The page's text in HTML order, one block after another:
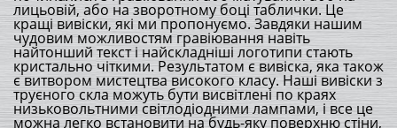
лицьовій, або на зворотному боці таблички. Це
кращі вивіски, які ми пропонуємо. Завдяки нашим
чудовим можливостям гравіювання навіть
найтонший текст і найскладніші логотипи стають
кристально чіткими. Результатом є вивіска, яка також
є витвором мистецтва високого класу. Наші вивіски з
труєного скла можуть бути висвітлені по краях
низьковольтними світлодіодними лампами, і все це
можна легко встановити на будь-яку поверхню стіни,